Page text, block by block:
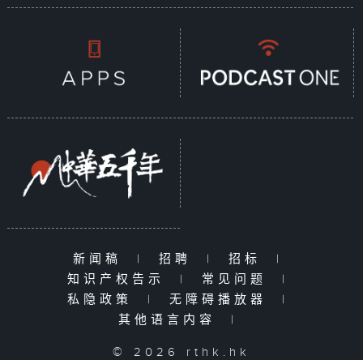
新闻稿 | 招聘 | 招标
|
知识产权告示
| 常见问题
|
私隐政策
| 无障碍播放器
|
其他语言内容
|
© 2026 rthk.hk